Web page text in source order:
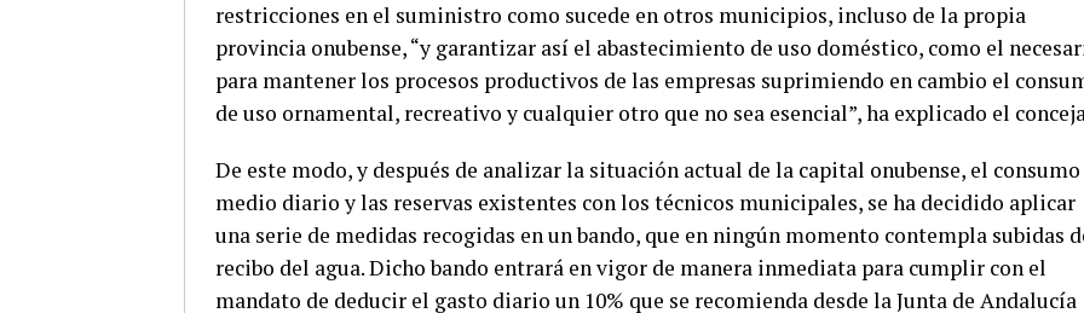
restricciones en el suministro como sucede en otros municipios, incluso de la propia
provincia onubense, “y garantizar así el abastecimiento de uso doméstico, como el
para mantener los procesos productivos de las empresas suprimiendo en cambio el
de uso ornamental, recreativo y cualquier otro que no sea esencial”, ha explicado el
De este modo, y después de analizar la situación actual de la capital onubense, el consumo
medio diario y las reservas existentes con los técnicos municipales, se ha decidido aplicar
una serie de medidas recogidas en un bando, que en ningún momento contempla subidas
recibo del agua. Dicho bando entrará en vigor de manera inmediata para cumplir con el
mandato de deducir el gasto diario un 10% que se recomienda desde la Junta de Andalucía